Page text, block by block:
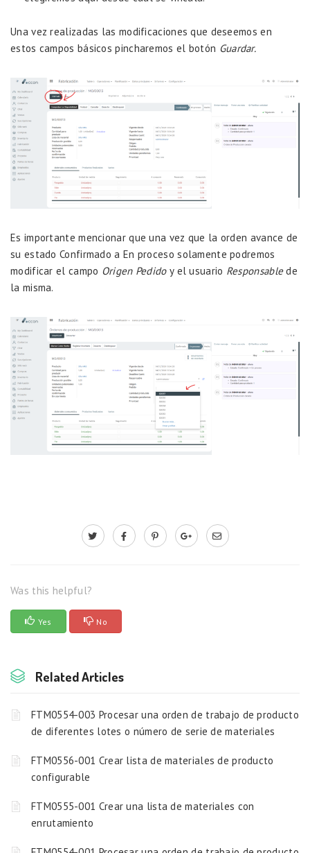
Una vez realizadas las modificaciones que deseemos en
estos campos básicos pincharemos el botón Guardar.
Es importante mencionar que una vez que la orden avance de
su estado Confirmado a En proceso solamente podremos
modificar el campo Origen Pedidoy el usuario Responsablede
la misma.
Was this helpful?
Yes No
Related Articles
FTM0554-003 Procesar una orden de trabajo de producto
de diferentes lotes o número de serie de materiales
FTM0556-001 Crear lista de materiales de producto
configurable
FTM0555-001 Crear una lista de materiales con
enrutamiento